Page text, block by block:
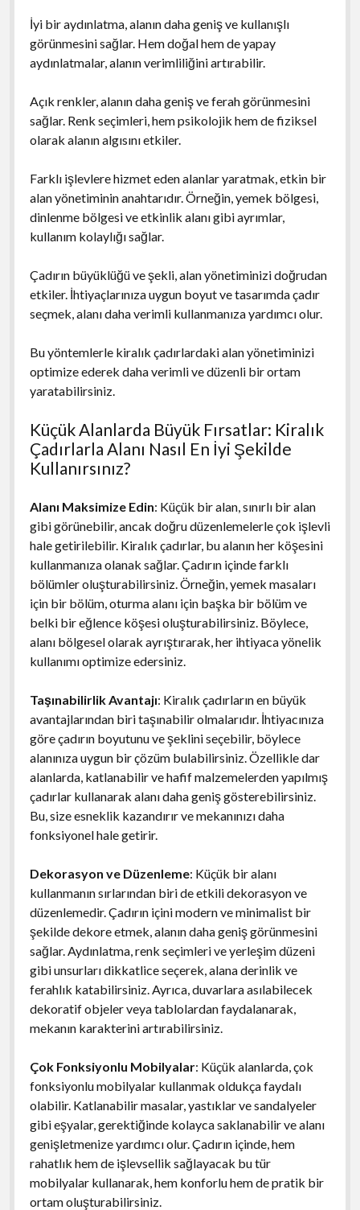
İyi bir aydınlatma, alanın daha geniş ve kullanışlı
görünmesini sağlar. Hem doğal hem de yapay
aydınlatmalar, alanın verimliliğini artırabilir.
Açık renkler, alanın daha geniş ve ferah görünmesini
sağlar. Renk seçimleri, hem psikolojik hem de fiziksel
olarak alanın algısını etkiler.
Farklı işlevlere hizmet eden alanlar yaratmak, etkin bir
alan yönetiminin anahtarıdır. Örneğin, yemek bölgesi,
dinlenme bölgesi ve etkinlik alanı gibi ayrımlar,
kullanım kolaylığı sağlar.
Çadırın büyüklüğü ve şekli, alan yönetiminizi doğrudan
etkiler. İhtiyaçlarınıza uygun boyut ve tasarımda çadır
seçmek, alanı daha verimli kullanmanıza yardımcı olur.
Bu yöntemlerle kiralık çadırlardaki alan yönetiminizi
optimize ederek daha verimli ve düzenli bir ortam
yaratabilirsiniz.
Küçük Alanlarda Büyük Fırsatlar: Kiralık
Çadırlarla Alanı Nasıl En İyi Şekilde
Kullanırsınız?
Alanı Maksimize Edin: Küçük bir alan, sınırlı bir alan
gibi görünebilir, ancak doğru düzenlemelerle çok işlevli
hale getirilebilir. Kiralık çadırlar, bu alanın her köşesini
kullanmanıza olanak sağlar. Çadırın içinde farklı
bölümler oluşturabilirsiniz. Örneğin, yemek masaları
için bir bölüm, oturma alanı için başka bir bölüm ve
belki bir eğlence köşesi oluşturabilirsiniz. Böylece,
alanı bölgesel olarak ayrıştırarak, her ihtiyaca yönelik
kullanımı optimize edersiniz.
Taşınabilirlik Avantajı: Kiralık çadırların en büyük
avantajlarından biri taşınabilir olmalarıdır. İhtiyacınıza
göre çadırın boyutunu ve şeklini seçebilir, böylece
alanınıza uygun bir çözüm bulabilirsiniz. Özellikle dar
alanlarda, katlanabilir ve hafif malzemelerden yapılmış
çadırlar kullanarak alanı daha geniş gösterebilirsiniz.
Bu, size esneklik kazandırır ve mekanınızı daha
fonksiyonel hale getirir.
Dekorasyon ve Düzenleme: Küçük bir alanı
kullanmanın sırlarından biri de etkili dekorasyon ve
düzenlemedir. Çadırın içini modern ve minimalist bir
şekilde dekore etmek, alanın daha geniş görünmesini
sağlar. Aydınlatma, renk seçimleri ve yerleşim düzeni
gibi unsurları dikkatlice seçerek, alana derinlik ve
ferahlık katabilirsiniz. Ayrıca, duvarlara asılabilecek
dekoratif objeler veya tablolardan faydalanarak,
mekanın karakterini artırabilirsiniz.
Çok Fonksiyonlu Mobilyalar: Küçük alanlarda, çok
fonksiyonlu mobilyalar kullanmak oldukça faydalı
olabilir. Katlanabilir masalar, yastıklar ve sandalyeler
gibi eşyalar, gerektiğinde kolayca saklanabilir ve alanı
genişletmenize yardımcı olur. Çadırın içinde, hem
rahatlık hem de işlevsellik sağlayacak bu tür
mobilyalar kullanarak, hem konforlu hem de pratik bir
ortam oluşturabilirsiniz.